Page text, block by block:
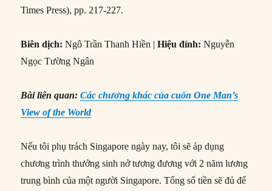
Times Press), pp. 217-227.
Biên dịch: Ngô Trần Thanh Hiền |Hiệu đính: Nguyễn
Ngọc Tường Ngân
Bài liên quan:Các chương khác của cuốn One Man’s
View of the World
Nếu tôi phụ trách Singapore ngày nay, tôi sẽ áp dụng
chương trình thưởng sinh nở tương đương với 2 năm lương
trung bình của một người Singapore. Tổng số tiền sẽ đủ để